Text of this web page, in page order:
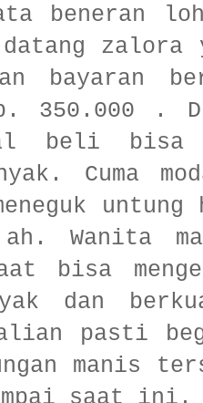
beneran
zalora
bayaran
350.000 .
beli bisa
Cuma
Wanita
bisa
dan
pasti
manis